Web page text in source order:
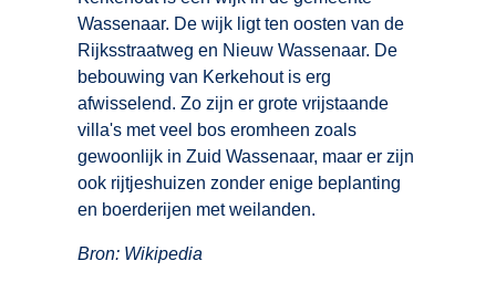
Wassenaar. De wijk ligt ten oosten van de
Rijksstraatweg en Nieuw Wassenaar. De
bebouwing van Kerkehout is erg
afwisselend. Zo zijn er grote vrijstaande
villa's met veel bos eromheen zoals
gewoonlijk in Zuid Wassenaar, maar er zijn
ook rijtjeshuizen zonder enige beplanting
en boerderijen met weilanden.
Bron: Wikipedia